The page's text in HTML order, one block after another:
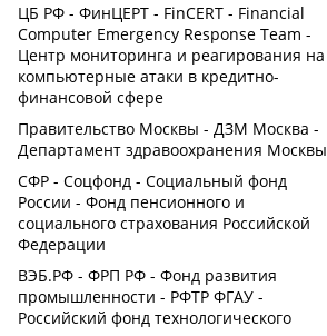
ЦБ РФ - ФинЦЕРТ - FinCERT - Financial
Computer Emergency Response Team -
Центр мониторинга и реагирования на
компьютерные атаки в кредитно-
финансовой сфере
Правительство Москвы - ДЗМ Москва -
Департамент здравоохранения Москвы
СФР - Соцфонд - Социальный фонд
России - Фонд пенсионного и
социального страхования Российской
Федерации
ВЭБ.РФ - ФРП РФ - Фонд развития
промышленности - РФТР ФГАУ -
Российский фонд технологического